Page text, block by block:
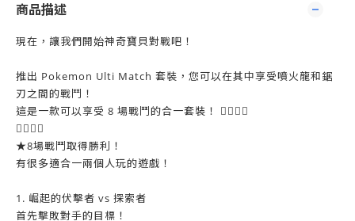
商品描述
現在，讓我們開始神奇寶貝對戰吧！
推出 Pokemon Ulti Match 套裝，您可以在其中享受噴火龍和鋸
刃之間的戰鬥！
這是一款可以享受 8 場戰鬥的合一套裝！ 

★8場戰鬥取得勝利！
有很多適合一兩個人玩的遊戲！
1. 崛起的伏擊者 vs 探索者
首先擊敗對手的目標！